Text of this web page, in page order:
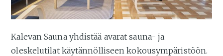
Kalevan Sauna yhdistää avarat sauna- ja
oleskelutilat käytännölliseen kokousympäristöön.